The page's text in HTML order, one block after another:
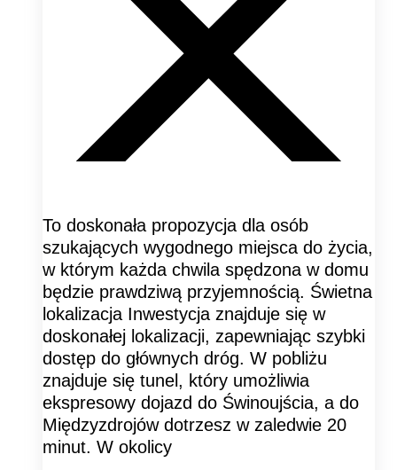
To doskonała propozycja dla osób
szukających wygodnego miejsca do życia,
w którym każda chwila spędzona w domu
będzie prawdziwą przyjemnością. Świetna
lokalizacja Inwestycja znajduje się w
doskonałej lokalizacji, zapewniając szybki
dostęp do głównych dróg. W pobliżu
znajduje się tunel, który umożliwia
ekspresowy dojazd do Świnoujścia, a do
Międzyzdrojów dotrzesz w zaledwie 20
minut. W okolicy